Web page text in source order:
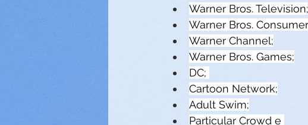
Warner Bros. Television;
Warner Bros.
Warner Channel;
Warner Bros. Games;
DC;
Cartoon Network;
Adult Swim;
Particular Crowd e